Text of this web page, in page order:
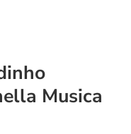
Musica